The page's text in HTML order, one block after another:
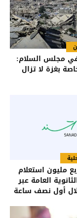
مجلس السلام:
بغزة لا تزال
مليون استعلام
العامة عبر
أول نصف ساعة